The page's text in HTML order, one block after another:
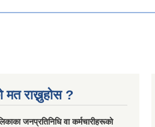
मत राख्नुहोस ?
जनप्रतिनिधि वा कर्मचारीहरूकाे